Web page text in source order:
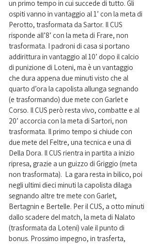
un primo tempo in cui succede di tutto. Gli
ospiti vanno in vantaggio al 1’ con la meta di
Perotto, trasformata da Sartor. Il CUS
risponde all’8’ con la meta di Frare, non
trasformata. I padroni di casa si portano
addirittura in vantaggio al 10’ dopo il calcio
di punizione di Loteni, ma è un vantaggio
che dura appena due minuti visto che al
quarto d’ora la capolista allunga segnando
(e trasformando) due mete con Garlet e
Corso. Il CUS però resta vivo, combatte e al
20’ accorcia con la meta di Sartori, non
trasformata. Il primo tempo si chiude con
due mete del Feltre, una tecnica e una di
Della Dora. Il CUS rientra in partita a inizio
ripresa, grazie a un guizzo di Griggio (meta
non trasformata).  La gara resta in bilico, poi
negli ultimi dieci minuti la capolista dilaga
segnando altre tre mete con Garlet,
Bertagnin e Bertelle. Per il CUS, a otto minuti
dallo scadere del match, la meta di Nalato
(trasformata da Loteni) vale il punto di
bonus. Prossimo impegno, in trasferta,